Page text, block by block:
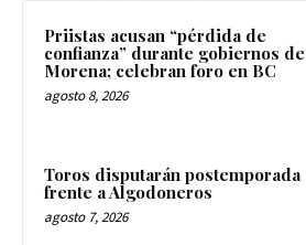
Priistas acusan “pérdida de
confianza” durante gobiernos de
Morena; celebran foro en BC
agosto 8, 2026
Toros disputarán postemporada
frente a Algodoneros
agosto 7, 2026